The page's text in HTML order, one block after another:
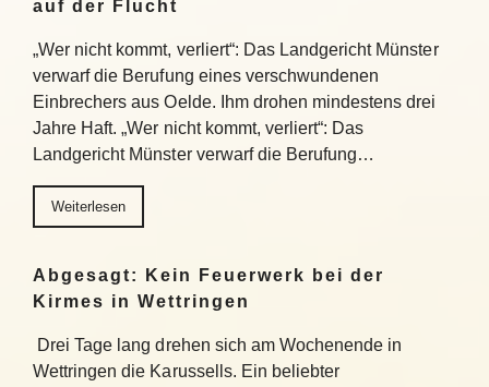
auf der Flucht
„Wer nicht kommt, verliert“: Das Landgericht Münster
verwarf die Berufung eines verschwundenen
Einbrechers aus Oelde. Ihm drohen mindestens drei
Jahre Haft. „Wer nicht kommt, verliert“: Das
Landgericht Münster verwarf die Berufung…
Weiterlesen
Abgesagt: Kein Feuerwerk bei der
Kirmes in Wettringen
Drei Tage lang drehen sich am Wochenende in
Wettringen die Karussells. Ein beliebter